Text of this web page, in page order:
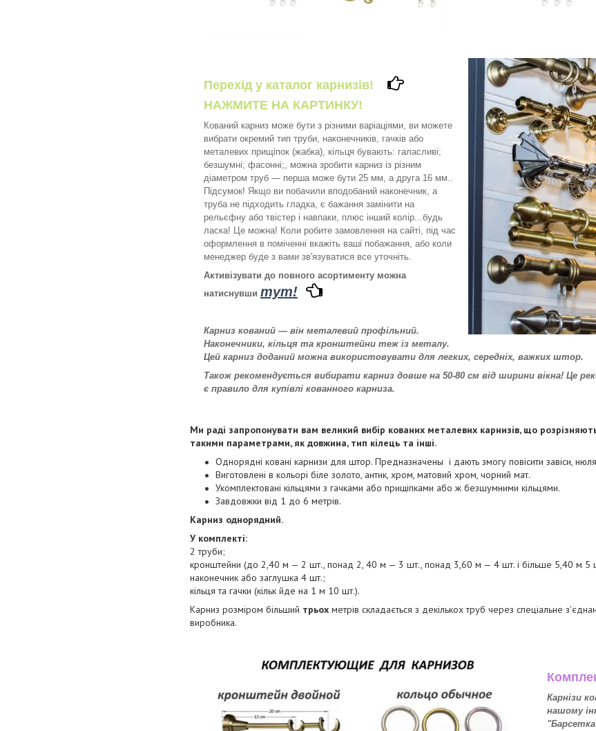
Перехід у каталог карнизів!
НАЖМИТЕ НА КАРТИНКУ!
Кований карниз може бути з різними варіаціями, ви можете
вибрати окремий тип труби, наконечників, гачків або
металевих прищіпок (жабка), кільця бувають: галасливі;
безшумні; фасонні;, можна зробити карниз із різним
діаметром труб — перша може бути 25 мм, а друга 16 мм..
Підсумок! Якщо ви побачили вподобаний наконечник, а
труба не підходить гладка, є бажання замінити на
рельєфну або твістер і навпаки, плюс інший колір...будь
ласка! Це можна! Коли робите замовлення на сайті, під час
оформлення в поміченні вкажіть ваші побажання, або коли
менеджер буде з вами зв'язуватися все уточніть.
Активізувати до повного асортименту можна
натиснувши тут!
Карниз кований — він металевий профільний.
Наконечники, кільця та кронштейни теж із металу.
Цей карниз доданий можна використовувати для легких, середніх, важких штор.
Також рекомендується вибирати карниз довше на 50-80 см від ширини вікна! Це
є правило для купівлі кованного карниза.
Ми раді запропонувати вам великий вибір кованих металевих карнизів, що
такими параметрами, як довжина, тип кілець та інші.
Однорядні ковані карнизи для штор. Предназначены і дають змогу повісити завіси,
Виготовлені в кольорі біле золото, антик, хром, матовий хром, чорний мат.
Укомплектовані кільцями з гачками або прищіпками або ж безшумними кільцями.
Завдовжки від 1 до 6 метрів.
Карниз однорядний.
У комплекті:
2 труби;
кронштейни (до 2,40 м — 2 шт., понад 2, 40 м — 3 шт., понад 3,60 м — 4 шт. і більше 5,40 м 5
наконечник або заглушка 4 шт.;
кільця та гачки (кільк йде на 1 м 10 шт.).
Карниз розміром більший трьох метрів складається з декількох труб через спеціальне
виробника.
Карнізи
нашому